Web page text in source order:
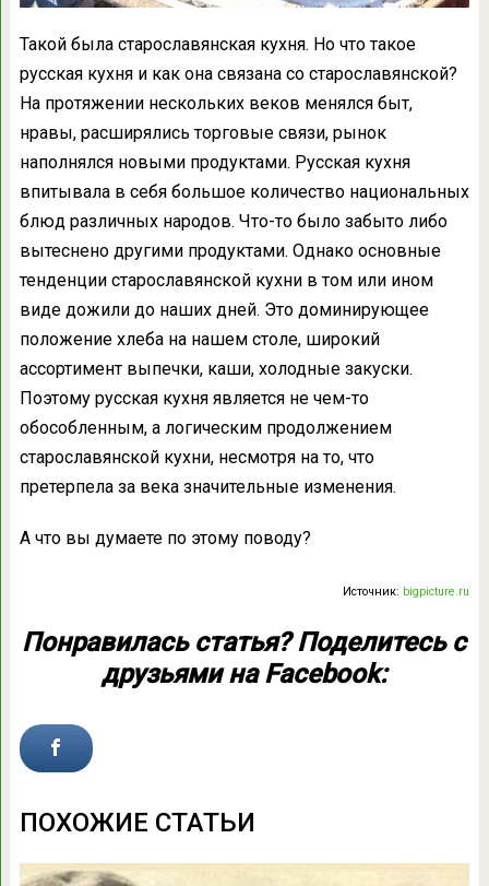
Такой была старославянская кухня. Но что такое
русская кухня и как она связана со старославянской?
На протяжении нескольких веков менялся быт,
нравы, расширялись торговые связи, рынок
наполнялся новыми продуктами. Русская кухня
впитывала в себя большое количество национальных
блюд различных народов. Что-то было забыто либо
вытеснено другими продуктами. Однако основные
тенденции старославянской кухни в том или ином
виде дожили до наших дней. Это доминирующее
положение хлеба на нашем столе, широкий
ассортимент выпечки, каши, холодные закуски.
Поэтому русская кухня является не чем-то
обособленным, а логическим продолжением
старославянской кухни, несмотря на то, что
претерпела за века значительные изменения.
А что вы думаете по этому поводу?
Источник: bigpicture.ru
Понравилась статья? Поделитесь с
друзьями на Facebook:
ПОХОЖИЕ СТАТЬИ